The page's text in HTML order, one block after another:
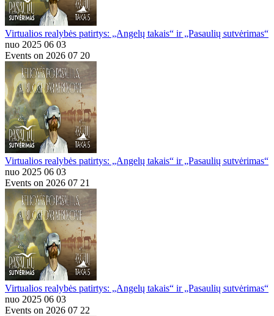
Virtualios realybės patirtys: „Angelų takais“ ir „Pasaulių sutvėrimas“
nuo 2025 06 03
Events on 2026 07 20
Virtualios realybės patirtys: „Angelų takais“ ir „Pasaulių sutvėrimas“
nuo 2025 06 03
Events on 2026 07 21
Virtualios realybės patirtys: „Angelų takais“ ir „Pasaulių sutvėrimas“
nuo 2025 06 03
Events on 2026 07 22